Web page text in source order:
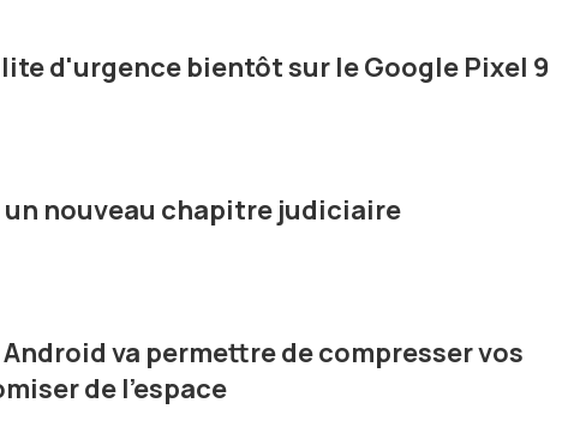
d'urgence bientôt sur le Google Pixel 9
un nouveau chapitre judiciaire
va permettre de compresser vos
de l'espace